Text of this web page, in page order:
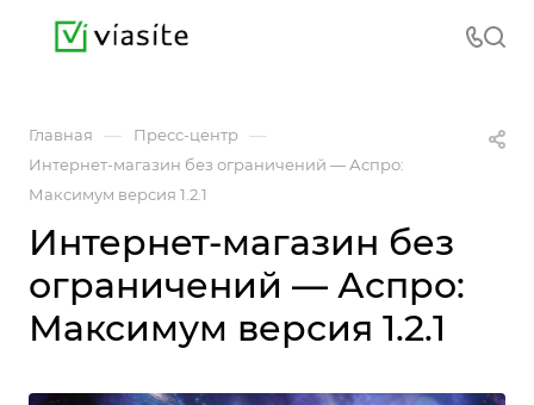
Главная — Пресс-центр —
Интернет-магазин без ограничений — Аспро:
Максимум версия 1.2.1
Интернет-магазин без
ограничений — Аспро:
Максимум версия 1.2.1